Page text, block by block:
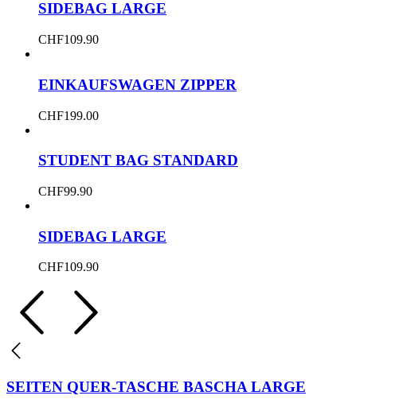
SIDEBAG LARGE
CHF109.90
EINKAUFSWAGEN ZIPPER
CHF199.00
STUDENT BAG STANDARD
CHF99.90
SIDEBAG LARGE
CHF109.90
SEITEN QUER-TASCHE BASCHA LARGE